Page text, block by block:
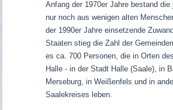
Anfang der 1970er Jahre bestand
nur noch aus wenigen alten
der 1990er Jahre einsetzende
Staaten stieg die Zahl der
es ca. 700 Personen, die in Orten
Halle - in der Stadt Halle (Saale), in
Merseburg, in Weißenfels und in
Saalekreises leben.